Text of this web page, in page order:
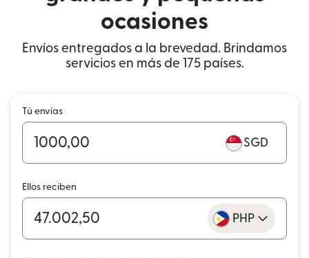
ocasiones
Envíos entregados a la brevedad. Brindamos
servicios en más de 175 países.
Tú envías
SGD
Ellos reciben
PHP